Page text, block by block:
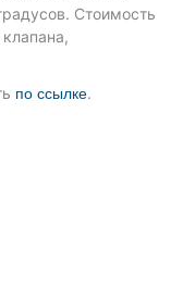
Стоимость
по ссылке.